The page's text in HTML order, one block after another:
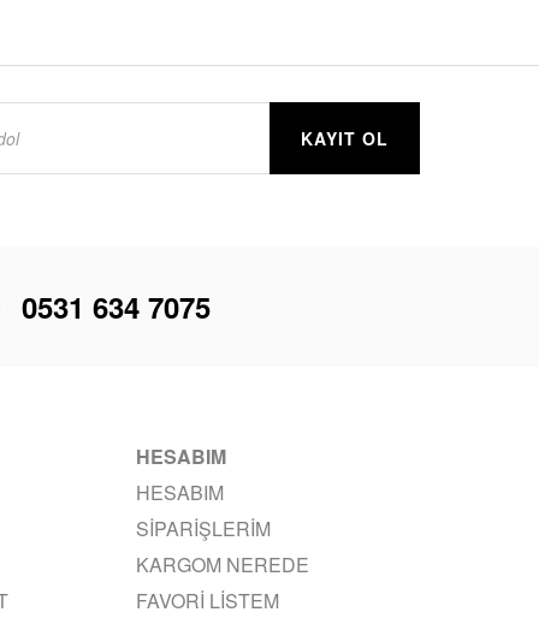
KAYIT OL
0531 634 7075
HESABIM
HESABIM
SIPARIŞLERIM
KARGOM NEREDE
FAVORI LISTEM